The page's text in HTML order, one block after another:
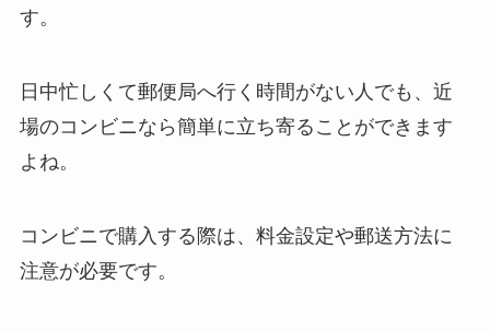
す。
日中忙しくて郵便局へ行く時間がない人でも、近
場のコンビニなら簡単に立ち寄ることができます
よね。
コンビニで購入する際は、料金設定や郵送方法に
注意が必要です。